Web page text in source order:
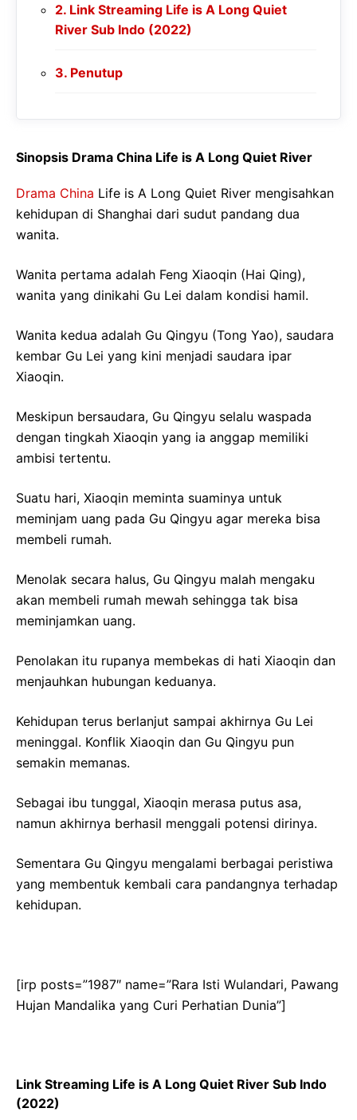
Link Streaming Life is A Long Quiet
River Sub Indo (2022)
Penutup
Sinopsis Drama China Life is A Long Quiet River
Drama China Life is A Long Quiet River mengisahkan
kehidupan di Shanghai dari sudut pandang dua
wanita.
Wanita pertama adalah Feng Xiaoqin (Hai Qing),
wanita yang dinikahi Gu Lei dalam kondisi hamil.
Wanita kedua adalah Gu Qingyu (Tong Yao), saudara
kembar Gu Lei yang kini menjadi saudara ipar
Xiaoqin.
Meskipun bersaudara, Gu Qingyu selalu waspada
dengan tingkah Xiaoqin yang ia anggap memiliki
ambisi tertentu.
Suatu hari, Xiaoqin meminta suaminya untuk
meminjam uang pada Gu Qingyu agar mereka bisa
membeli rumah.
Menolak secara halus, Gu Qingyu malah mengaku
akan membeli rumah mewah sehingga tak bisa
meminjamkan uang.
Penolakan itu rupanya membekas di hati Xiaoqin dan
menjauhkan hubungan keduanya.
Kehidupan terus berlanjut sampai akhirnya Gu Lei
meninggal. Konflik Xiaoqin dan Gu Qingyu pun
semakin memanas.
Sebagai ibu tunggal, Xiaoqin merasa putus asa,
namun akhirnya berhasil menggali potensi dirinya.
Sementara Gu Qingyu mengalami berbagai peristiwa
yang membentuk kembali cara pandangnya terhadap
kehidupan.
[irp posts=”1987″ name=”Rara Isti Wulandari, Pawang
Hujan Mandalika yang Curi Perhatian Dunia”]
Link Streaming Life is A Long Quiet River Sub Indo
(2022)